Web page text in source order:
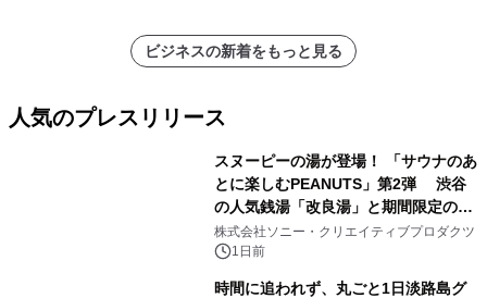
ビジネスの新着をもっと見る
人気のプレスリリース
スヌーピーの湯が登場！ 「サウナのあ
とに楽しむPEANUTS」第2弾 渋谷
の人気銭湯「改良湯」と期間限定のコ
ラボレーション サウナイキタイコラ
ボグッズも発売決定！
株式会社ソニー・クリエイティブプロダクツ
1日前
時間に追われず、丸ごと1日淡路島グ